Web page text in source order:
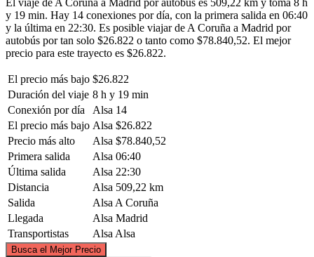
y 19 min. Hay 14 conexiones por día, con la primera salida en 06:40
y la última en 22:30. Es posible viajar de A Coruña a Madrid por
autobús por tan solo $26.822 o tanto como $78.840,52. El mejor
precio para este trayecto es $26.822.
El precio más bajo $26.822
Duración del viaje 8 h y 19 min
Conexión por día
Alsa 14
El precio más bajo Alsa $26.822
Precio más alto
Alsa $78.840,52
Primera salida
Alsa 06:40
Última salida
Alsa 22:30
Distancia
Alsa 509,22 km
Salida
Alsa A Coruña
Llegada
Alsa Madrid
Transportistas
Alsa Alsa
Busca el Mejor Precio